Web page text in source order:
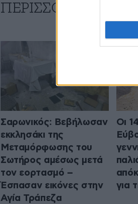
ΠΕΡΙΣΣΟΤΕΡΑ ΑΠΟ
Σαρωνικός: Βεβήλωσαν
εκκλησάκι της
Μεταμόρφωσης του
Σωτήρος αμέσως μετά
τον εορτασμό –
Έσπασαν εικόνες στην
Αγία Τράπεζα
Οι
για